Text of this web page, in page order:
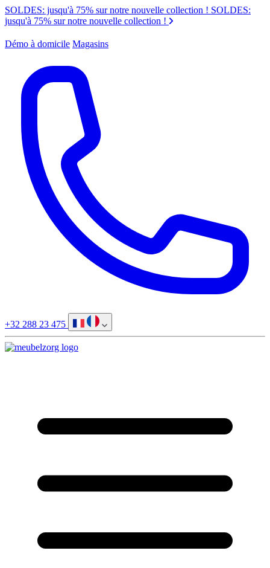
SOLDES: jusqu'à 75% sur notre nouvelle collection ! SOLDES:
jusqu'à 75% sur notre nouvelle collection !
Démo à domicile Magasins
+32 288 23 475